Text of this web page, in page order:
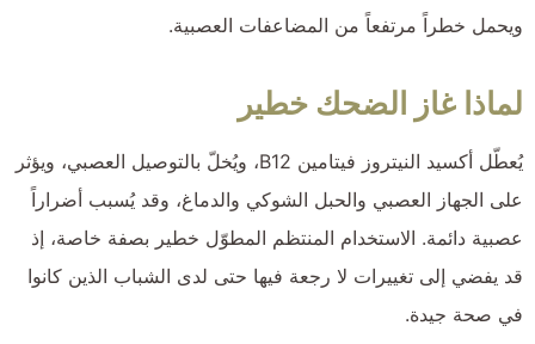
ويحمل خطراً مرتفعاً من المضاعفات العصبية.
لماذا غاز الضحك خطير
يُعطّل أكسيد النيتروز فيتامين B12، ويُخلّ بالتوصيل العصبي، ويؤثر
على الجهاز العصبي والحبل الشوكي والدماغ، وقد يُسبب أضراراً
عصبية دائمة. الاستخدام المنتظم المطوّل خطير بصفة خاصة، إذ
قد يفضي إلى تغييرات لا رجعة فيها حتى لدى الشباب الذين كانوا
في صحة جيدة.